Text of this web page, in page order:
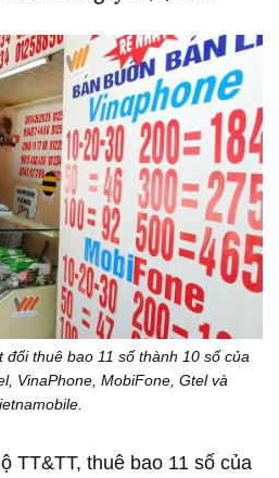
đổi thuê bao 11 số thành 10 số của
VinaPhone, MobiFone, Gtel và
TT&TT, thuê bao 11 số của